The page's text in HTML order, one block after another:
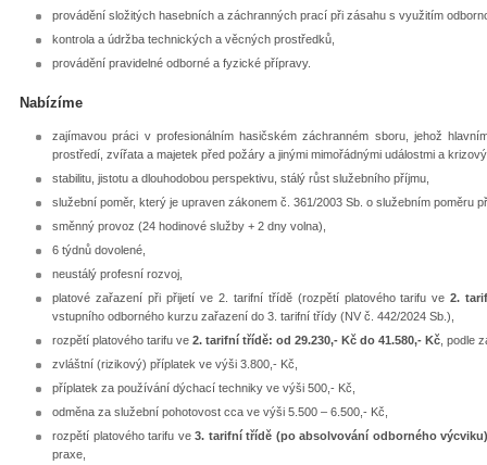
provádění složitých hasebních a záchranných prací při zásahu s využitím
kontrola a údržba technických a věcných prostředků,
provádění pravidelné odborné a fyzické přípravy.
Nabízíme
zajímavou práci v profesionálním hasičském záchranném sboru, jehož
prostředí, zvířata a majetek před požáry a jinými mimořádnými událostmi a
stabilitu, jistotu a dlouhodobou perspektivu, stálý růst služebního příjmu,
služební poměr, který je upraven zákonem č. 361/2003 Sb. o služebním poměru
směnný provoz (24 hodinové služby + 2 dny volna),
6 týdnů dovolené,
neustálý profesní rozvoj,
platové zařazení při přijetí ve 2. tarifní třídě (rozpětí platového tarifu ve 2.
vstupního odborného kurzu zařazení do 3. tarifní třídy (NV č. 442/2024 Sb.),
rozpětí platového tarifu ve 2. tarifní třídě: od 29.230,- Kč do 41.580,- Kč , podle
zvláštní (rizikový) příplatek ve výši 3.800,- Kč,
příplatek za používání dýchací techniky ve výši 500,- Kč,
odměna za služební pohotovost cca ve výši 5.500 – 6.500,- Kč,
rozpětí platového tarifu ve3. tarifní třídě (po absolvování odborného
praxe,